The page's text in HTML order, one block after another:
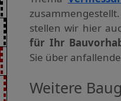
stellen wir hier
für Ihr
Sie über anfallende
Weitere